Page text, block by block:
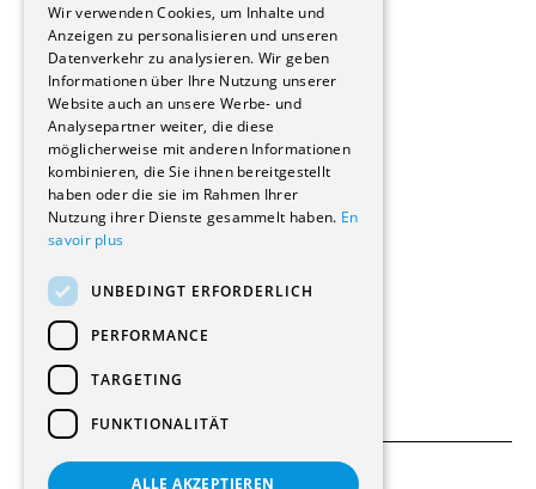
Immobilienverwaltungsgesellschaften
Stockwerkeigentum
Reportagen
Wohnungen
Renovierungen
Innere Umbauten
Gastgewerbe und Tourismus
Verwaltungsgebäude und Geschäfte
Schuleinrichtungen
Medizinische Einrichtungen
Kultur - Sport - Freizeit
Industrie - Handwerk
Transport und Parkplätze
Diverse Bauten
Wir verwenden Cookies, um Inhalte und
Anzeigen zu personalisieren und unseren
Datenverkehr zu analysieren. Wir geben
Informationen über Ihre Nutzung unserer
Website auch an unsere Werbe- und
Analysepartner weiter, die diese
möglicherweise mit anderen Informationen
kombinieren, die Sie ihnen bereitgestellt
haben oder die sie im Rahmen Ihrer
Nutzung ihrer Dienste gesammelt haben. En
savoir plus
UNBEDINGT ERFORDERLICH
PERFORMANCE
TARGETING
FUNKTIONALITÄT
ALLE AKZEPTIEREN